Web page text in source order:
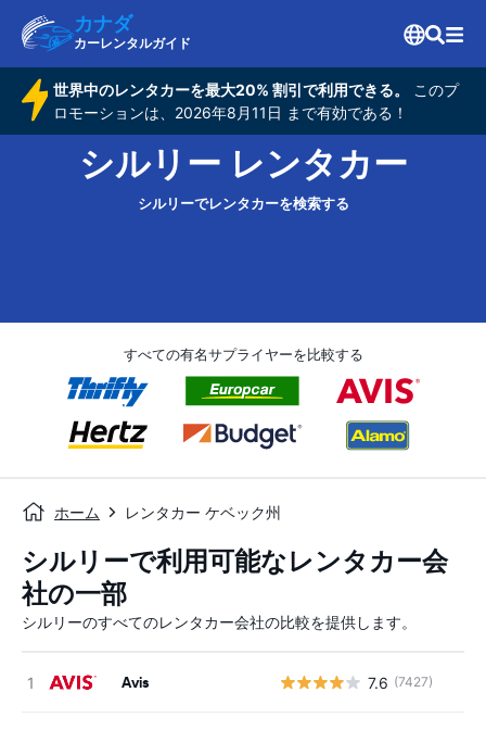
カナダ
カーレンタルガイド
世界中のレンタカーを最大20% 割引で利用できる。
このプ
ロモーションは、2026年8月11日 まで有効である！
シルリー レンタカー
シルリーでレンタカーを検索する
すべての有名サプライヤーを比較する
ホーム レンタカー ケベック州
シルリーで利用可能なレンタカー会
社の一部
シルリーのすべてのレンタカー会社の比較を提供します。
Avis 7.6 (7427)